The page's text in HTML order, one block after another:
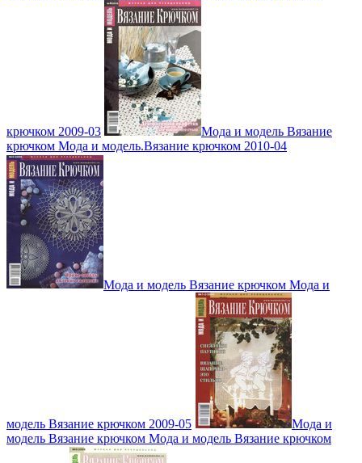
крючком 2009-03
Мода и модель Вязание
крючком Мода и модель.Вязание крючком 2010-04
Мода и модель Вязание крючком Мода и
модель Вязание крючком 2009-05
Мода и
модель Вязание крючком Мода и модель Вязание крючком